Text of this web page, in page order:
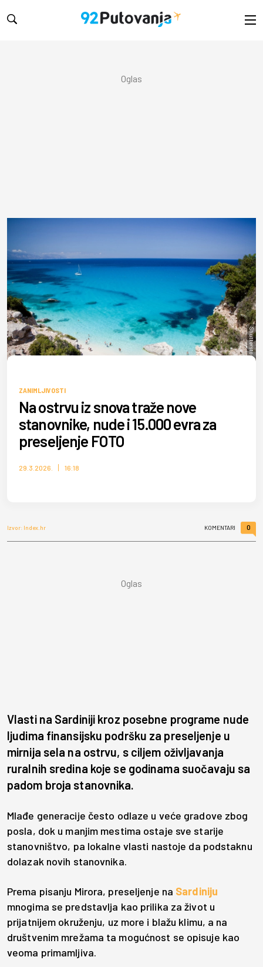
Shutterstock/CoolR
ZANIMLJIVOSTI
Na ostrvu iz snova traže nove
stanovnike, nude i 15.000 evra za
preseljenje FOTO
29.3.2026. 16:18
Izvor: Index.hr KOMENTARI 0
Vlasti na Sardiniji kroz posebne programe nude
ljudima finansijsku podršku za preseljenje u
mirnija sela na ostrvu, s ciljem oživljavanja
ruralnih sredina koje se godinama suočavaju sa
padom broja stanovnika.
Mlađe generacije često odlaze u veće gradove zbog
posla, dok u manjim mestima ostaje sve starije
stanovništvo, pa lokalne vlasti nastoje da podstaknu
dolazak novih stanovnika.
Prema pisanju Mirora, preseljenje na Sardiniju
mnogima se predstavlja kao prilika za život u
prijatnijem okruženju, uz more i blažu klimu, a na
društvenim mrežama ta mogućnost se opisuje kao
veoma primamljiva.